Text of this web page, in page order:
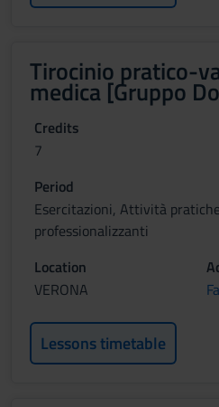
Tirocinio pratico-
medica [Gruppo
Credits
7
Period
Esercitazioni, Attività
professionalizzanti
Location
VERONA
Lessons timetable